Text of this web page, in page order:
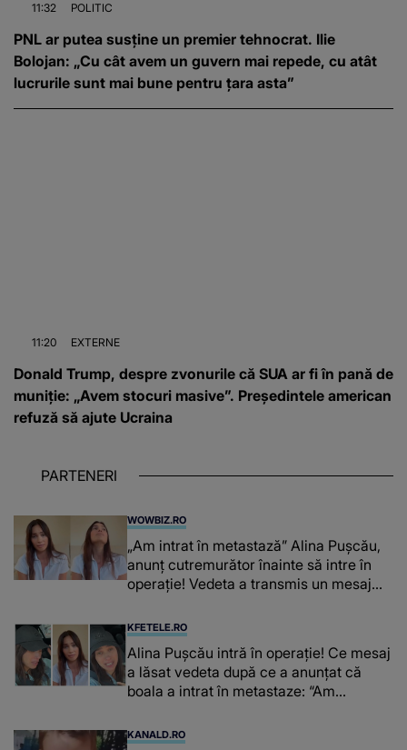
11:32 POLITIC
PNL ar putea susține un premier tehnocrat. Ilie
Bolojan: „Cu cât avem un guvern mai repede, cu atât
lucrurile sunt mai bune pentru țara asta”
11:20 EXTERNE
Donald Trump, despre zvonurile că SUA ar fi în pană de
muniție: „Avem stocuri masive”. Președintele american
refuză să ajute Ucraina
PARTENERI
WOWBIZ.RO
„Am intrat în metastază” Alina Pușcău,
anunț cutremurător înainte să intre în
operație! Vedeta a transmis un mesaj
KFETELE.RO
Alina Pușcău intră în operație! Ce mesaj
a lăsat vedeta după ce a anunțat că
boala a intrat în metastaze: “Am
KANALD.RO